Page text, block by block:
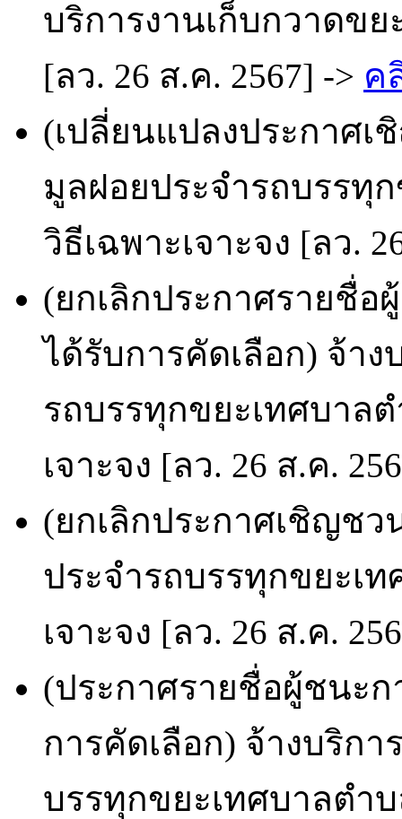
บริการงานเก็บกวาดขย
[ลว. 26 ส.ค. 2567] -> ค
(เปลี่ยนแปลงประกาศ
มูลฝอยประจำรถบรรทุ
วิธีเฉพาะเจาะจง [ลว.
(ยกเลิกประกาศรายชื่อ
ได้รับการคัดเลือก) จ้า
รถบรรทุกขยะเทศบาล
เจาะจง [ลว. 26 ส.ค.
(ยกเลิกประกาศเชิญชว
ประจำรถบรรทุกขยะเ
เจาะจง [ลว. 26 ส.ค.
(ประกาศรายชื่อผู้ชนะก
การคัดเลือก) จ้างบริก
บรรทุกขยะเทศบาลตำบ